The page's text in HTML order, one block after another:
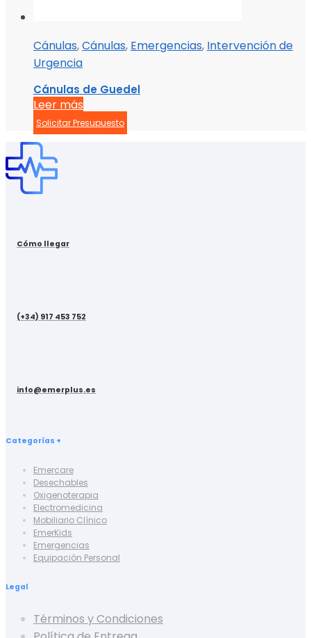
Cánulas,Cánulas, Emergencias, Intervención de
Urgencia
Cánulas de Guedel
Leer más
Solicitar Presupuesto
Cómo llegar
(+34) 917 453 752
info@emerplus.es
Categorías +
Emercare
Desechables
Oxigenoterapia
Electromedicina
Mobiliario Clínico
EmerKids
Emergencias
Equipación Personal
Legal
Términos y Condiciones